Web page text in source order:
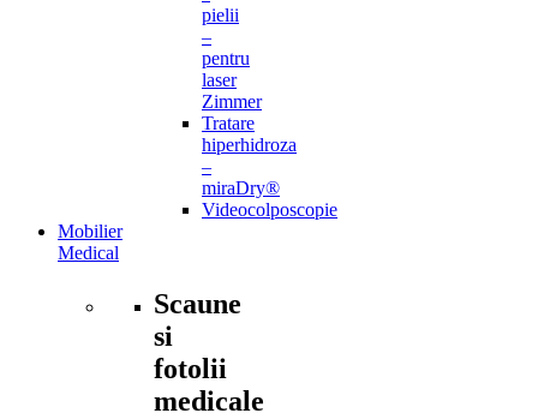
pielii
–
pentru
laser
Zimmer
Tratare
hiperhidroza
–
miraDry®
Videocolposcopie
Mobilier
Medical
Scaune
si
fotolii
medicale